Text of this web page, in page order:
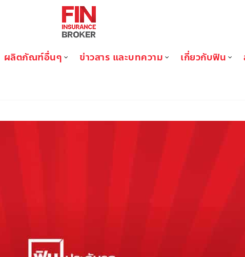
ผลิตภัณฑ์อื่นๆ ข่าวสาร และบทความ เกี่ยวกับฟิน